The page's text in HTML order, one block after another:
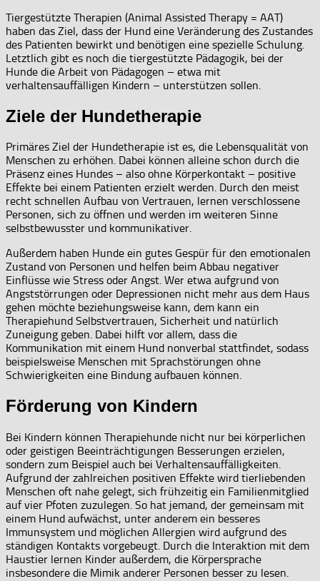
Tiergestützte Therapien (Animal Assisted Therapy = AAT)
haben das Ziel, dass der Hund eine Veränderung des Zustandes
des Patienten bewirkt und benötigen eine spezielle Schulung.
Letztlich gibt es noch die tiergestützte Pädagogik, bei der
Hunde die Arbeit von Pädagogen – etwa mit
verhaltensauffälligen Kindern – unterstützen sollen.
Ziele der Hundetherapie
Primäres Ziel der Hundetherapie ist es, die Lebensqualität von
Menschen zu erhöhen. Dabei können alleine schon durch die
Präsenz eines Hundes – also ohne Körperkontakt – positive
Effekte bei einem Patienten erzielt werden. Durch den meist
recht schnellen Aufbau von Vertrauen, lernen verschlossene
Personen, sich zu öffnen und werden im weiteren Sinne
selbstbewusster und kommunikativer.
Außerdem haben Hunde ein gutes Gespür für den emotionalen
Zustand von Personen und helfen beim Abbau negativer
Einflüsse wie Stress oder Angst. Wer etwa aufgrund von
Angststörrungen oder Depressionen nicht mehr aus dem Haus
gehen möchte beziehungsweise kann, dem kann ein
Therapiehund Selbstvertrauen, Sicherheit und natürlich
Zuneigung geben. Dabei hilft vor allem, dass die
Kommunikation mit einem Hund nonverbal stattfindet, sodass
beispielsweise Menschen mit Sprachstörungen ohne
Schwierigkeiten eine Bindung aufbauen können.
Förderung von Kindern
Bei Kindern können Therapiehunde nicht nur bei körperlichen
oder geistigen Beeinträchtigungen Besserungen erzielen,
sondern zum Beispiel auch bei Verhaltensauffälligkeiten.
Aufgrund der zahlreichen positiven Effekte wird tierliebenden
Menschen oft nahe gelegt, sich frühzeitig ein Familienmitglied
auf vier Pfoten zuzulegen. So hat jemand, der gemeinsam mit
einem Hund aufwächst, unter anderem ein besseres
Immunsystem und möglichen Allergien wird aufgrund des
ständigen Kontakts vorgebeugt. Durch die Interaktion mit dem
Haustier lernen Kinder außerdem, die Körpersprache
insbesondere die Mimik anderer Personen besser zu lesen.